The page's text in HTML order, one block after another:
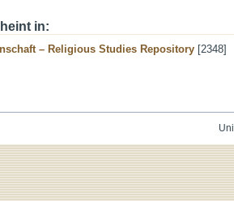
in:
– Religious Studies Repository [2348]